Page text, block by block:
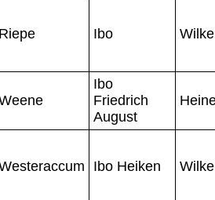
Riepe Ibo
Ibo
Friedrich
August
Ibo Heiken